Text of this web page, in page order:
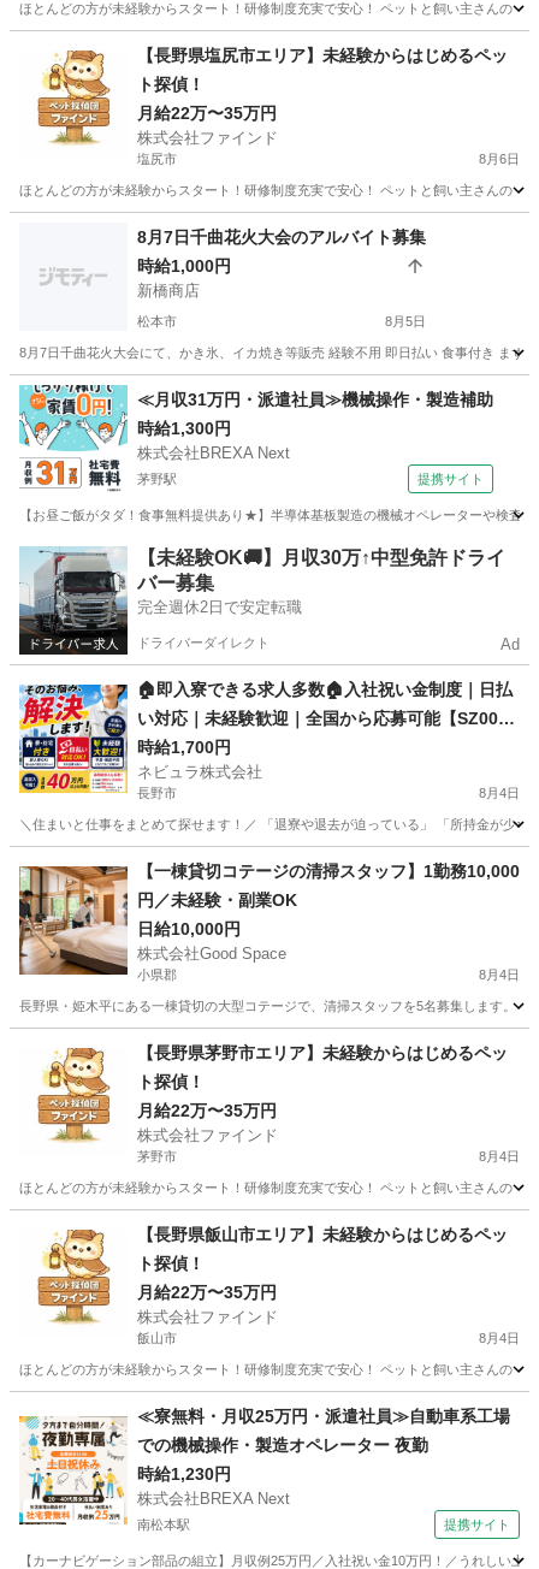
ほとんどの方が未経験からスタート！研修制度充実で安心！ ペットと飼い主さんの
その他 スタッフ
【長野県塩尻市エリア】未経験からはじめるペッ
ト探偵！
月給22万〜35万円
株式会社ファインド
塩尻市 8月6日
ほとんどの方が未経験からスタート！研修制度充実で安心！ ペットと飼い主さんの
その他 スタッフ
8月7日千曲花火大会のアルバイト募集
時給1,000円
新橋商店
松本市 8月5日
8月7日千曲花火大会にて、かき氷、イカ焼き等販売 経験不用 即日払い 食事付き まず
長野 松本市 その他 クレープ
≪月収31万円・派遣社員≫機械操作・製造補助
時給1,300円
株式会社BREXA Next
茅野駅 提携サイト
【お昼ご飯がタダ！食事無料提供あり★】半導体基板製造の機械オペレーターや検
長野 茅野市 茅野駅 その他
【未経験OK🚚】月収30万↑中型免許ドライ
バー募集
完全週休2日で安定転職
ドライバーダイレクト Ad
🏠即入寮できる求人多数🏠入社祝い金制度｜日払
い対応｜未経験歓迎｜全国から応募可能【SZ00
9】
時給1,700円
ネビュラ株式会社
長野市 8月4日
＼住まいと仕事をまとめて探せます！／ 「退寮や退去が迫っている」 「所持金が少
その他 ゴールデンウィーク
【一棟貸切コテージの清掃スタッフ】1勤務10,000
円／未経験・副業OK
日給10,000円
株式会社Good Space
小県郡 8月4日
長野県・姫木平にある一棟貸切の大型コテージで、清掃スタッフを5名募集します。
その他
【長野県茅野市エリア】未経験からはじめるペッ
ト探偵！
月給22万〜35万円
株式会社ファインド
茅野市 8月4日
ほとんどの方が未経験からスタート！研修制度充実で安心！ ペットと飼い主さんの
その他 スタッフ
【長野県飯山市エリア】未経験からはじめるペッ
ト探偵！
月給22万〜35万円
株式会社ファインド
飯山市 8月4日
ほとんどの方が未経験からスタート！研修制度充実で安心！ ペットと飼い主さんの
その他 スタッフ
≪寮無料・月収25万円・派遣社員≫自動車系工場
での機械操作・製造オペレーター 夜勤
時給1,230円
株式会社BREXA Next
南松本駅 提携サイト
【カーナビゲーション部品の組立】月収例25万円／入社祝い金10万円！／うれしい